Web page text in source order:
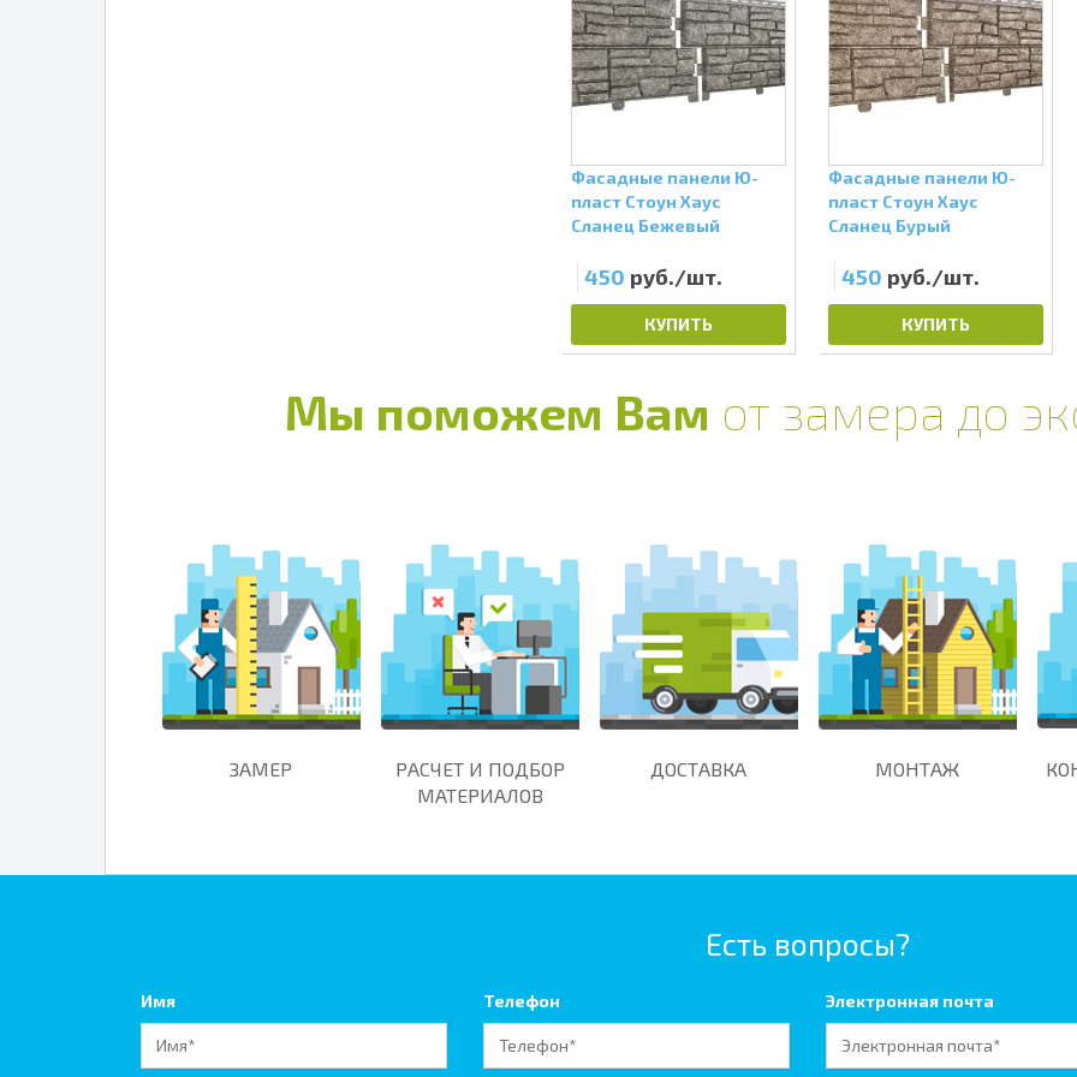
Фасадные панели Ю-
пласт Стоун Хаус
Сланец Бежевый
450 руб./шт.
КУПИТЬ
Фасадные панели Ю-
пласт Стоун Хаус
Сланец Бурый
450 руб./шт.
КУПИТЬ
Мы поможем Вам от замера до
ЗАМЕР
РАСЧЕТ И ПОДБОР
МАТЕРИАЛОВ
ДОСТАВКА МОНТАЖ
Есть вопросы?
Имя Телефон Электронная почта